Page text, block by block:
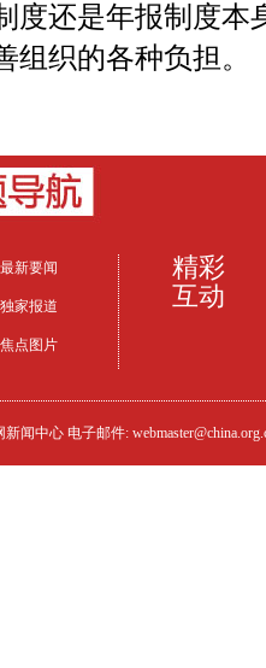
度还是年报制度本
组织的各种负担。